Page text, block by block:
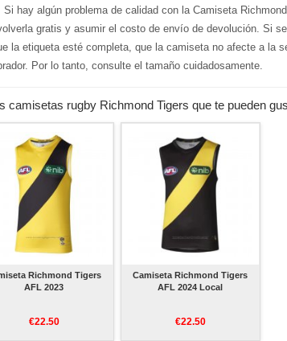
Si hay algún problema de calidad con la Camiseta
gratis y asumir el costo de envío de devolución. Si
la etiqueta esté completa, que la camiseta no afecte a la
Por lo tanto, consulte el tamaño cuidadosamente.
camisetas rugby Richmond Tigers que te pueden
Richmond Tigers
AFL 2023
€22.50
Camiseta Richmond Tigers
AFL 2024 Local
€22.50